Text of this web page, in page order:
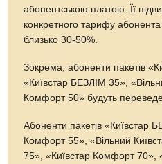
абонентською платою. Її
конкретного тарифу
близько 30-50%.
Зокрема, абоненти пакетів
«Київстар БЕЗЛІМ 35»,
Комфорт 50» будуть
Абоненти пакетів «Київстар
Комфорт 55», «Вільний
75», «Київстар Комфорт 70»,